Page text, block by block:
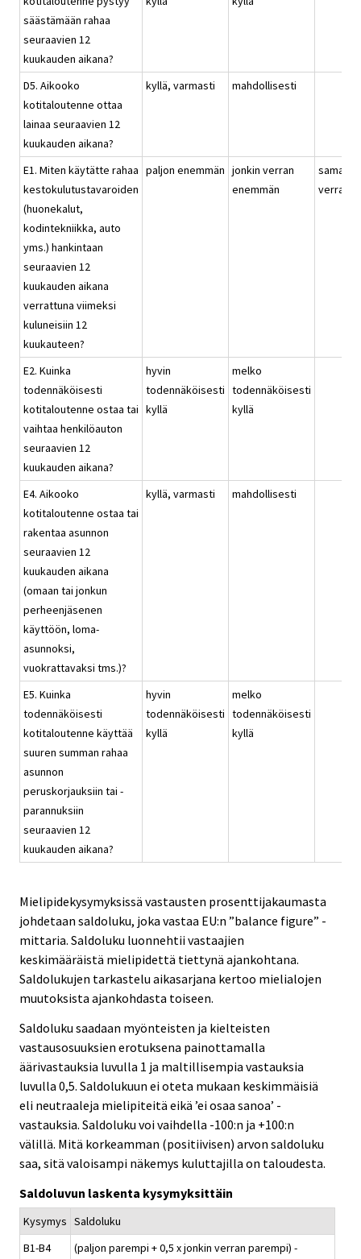
säästämään rahaa
seuraavien 12
kuukauden aikana?
D5. Aikooko
kotitaloutenne ottaa
lainaa seuraavien 12
kuukauden aikana?
kyllä, varmasti mahdollisesti
E1. Miten käytätte rahaa
kestokulutustavaroiden
(huonekalut,
kodintekniikka, auto
yms.) hankintaan
seuraavien 12
kuukauden aikana
verrattuna viimeksi
kuluneisiin 12
kuukauteen?
paljon enemmän jonkin verran
enemmän
saman
verran
E2. Kuinka
todennäköisesti
kotitaloutenne ostaa tai
vaihtaa henkilöauton
seuraavien 12
kuukauden aikana?
hyvin
todennäköisesti
kyllä
melko
todennäköisesti
kyllä
E4. Aikooko
kotitaloutenne ostaa tai
rakentaa asunnon
seuraavien 12
kuukauden aikana
(omaan tai jonkun
perheenjäsenen
käyttöön, loma-
asunnoksi,
vuokrattavaksi tms.)?
kyllä, varmasti mahdollisesti
E5. Kuinka
todennäköisesti
kotitaloutenne käyttää
suuren summan rahaa
asunnon
peruskorjauksiin tai -
parannuksiin
seuraavien 12
kuukauden aikana?
hyvin
todennäköisesti
kyllä
melko
todennäköisesti
kyllä
Mielipidekysymyksissä vastausten prosenttijakaumasta
johdetaan saldoluku, joka vastaa EU:n ”balance figure” -
mittaria. Saldoluku luonnehtii vastaajien
keskimääräistä mielipidettä tiettynä ajankohtana.
Saldolukujen tarkastelu aikasarjana kertoo mielialojen
muutoksista ajankohdasta toiseen.
Saldoluku saadaan myönteisten ja kielteisten
vastausosuuksien erotuksena painottamalla
äärivastauksia luvulla 1 ja maltillisempia vastauksia
luvulla 0,5. Saldolukuun ei oteta mukaan keskimmäisiä
eli neutraaleja mielipiteitä eikä ’ei osaa sanoa’ -
vastauksia. Saldoluku voi vaihdella -100:n ja +100:n
välillä. Mitä korkeamman (positiivisen) arvon saldoluku
saa, sitä valoisampi näkemys kuluttajilla on taloudesta.
Saldoluvun laskenta kysymyksittäin
Kysymys Saldoluku
B1-B4
(paljon parempi + 0,5 x jonkin verran parempi) -